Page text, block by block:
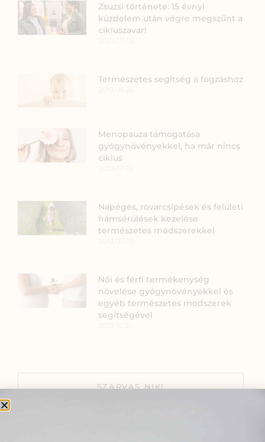
Zsuzsi története: 15 évnyi
küzdelem után végre megszűnt a
cikluszavar!
Természetes segítség a fogzáshoz
Menopauza támogatása
gyógynövényekkel, ha már nincs
ciklus
Napégés, rovarcsípések és felületi
hámsérülések kezelése
természetes módszerekkel
Női és férfi termékenység
növelése gyógynövényekkel és
egyéb természetes módszerek
segítségével
SZARVAS NIKI